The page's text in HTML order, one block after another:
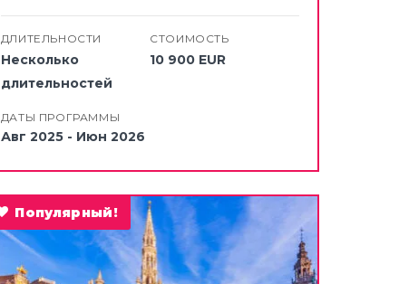
ДЛИТЕЛЬНОСТИ
Несколько
длительностей
СТОИМОСТЬ
10 900 EUR
ДАТЫ ПРОГРАММЫ
Авг 2025 - Июн 2026
Популярный!